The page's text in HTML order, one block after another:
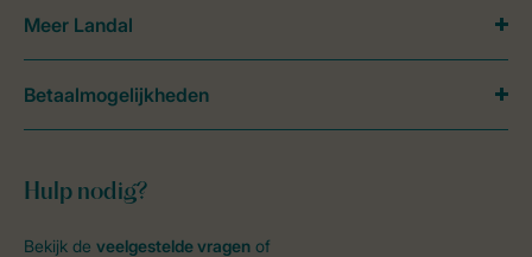
Hulp nodig?
Bekijk de veelgestelde vragen of
Meer Landal
Betaalmogelijkheden